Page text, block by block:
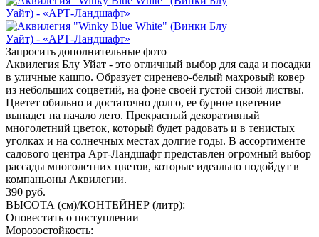
Запросить дополнительные фото
Аквилегия Блу Уйат - это отличный выбор для сада и посадки
в уличные кашпо. Образует сиренево-белый махровый ковер
из небольших соцветий, на фоне своей густой сизой листвы.
Цветет обильно и достаточно долго, ее бурное цветение
выпадет на начало лето. Прекрасный декоративный
многолетний цветок, который будет радовать и в тенистых
уголках и на солнечных местах долгие годы. В ассортименте
садового центра Арт-Ландшафт представлен огромный выбор
рассады многолетних цветов, которые идеально подойдут в
компаньоны Аквилегии.
390 руб.
ВЫСОТА (см)/КОНТЕЙНЕР (литр):
Оповестить о поступлении
Морозостойкость: